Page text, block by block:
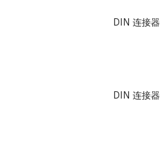
DIN 连接器
DIN 连接器